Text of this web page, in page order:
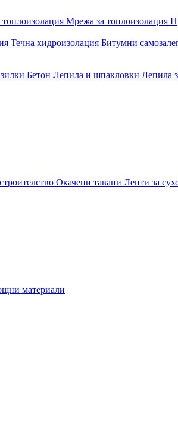
Мрежа за топлоизолация
Течна хидроизолация Битумни
Бетон Лепила и шпакловки Лепила
Окачени тавани Ленти за
материали